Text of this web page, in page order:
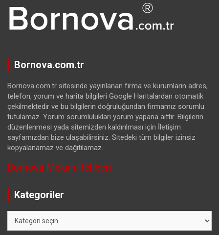
Bornova.com.tr
Bornova.com.tr sitesinde yayınlanan firma ve kurumların adres,
telefon, yorum ve harita bilgileri Google Haritalardan otomatik
çekilmektedir ve bu bilgilerin doğruluğundan firmamız sorumlu
tutulamaz. Yorum sorumlulukları yorum yapana aittir. Bilgilerin
düzenlenmesi yada sitemizden kaldırılması için İletişim
sayfamızdan bize ulaşabilirsiniz. Sitedeki tüm bilgiler izinsiz
kopyalanamaz ve dağıtılamaz.
Bornova Mekan Rehberi
Kategoriler